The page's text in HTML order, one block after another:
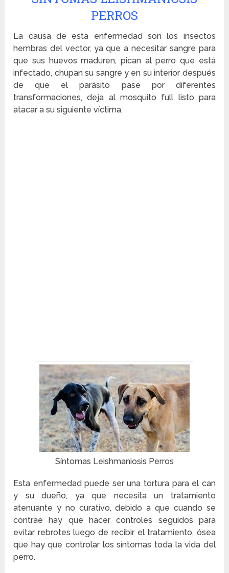
PERROS
La causa de esta enfermedad son los insectos
hembras del vector, ya que a necesitar sangre para
que sus huevos maduren, pican al perro que está
infectado, chupan su sangre y en su interior después
de que el parásito pase por diferentes
transformaciones, deja al mosquito full listo para
atacar a su siguiente víctima.
Síntomas Leishmaniosis Perros
Esta enfermedad puede ser una tortura para el can
y su dueño, ya que necesita un tratamiento
atenuante y no curativo, debido a que cuando se
contrae hay que hacer controles seguidos para
evitar rebrotes luego de recibir el tratamiento, ósea
que hay que controlar los síntomas toda la vida del
perro.